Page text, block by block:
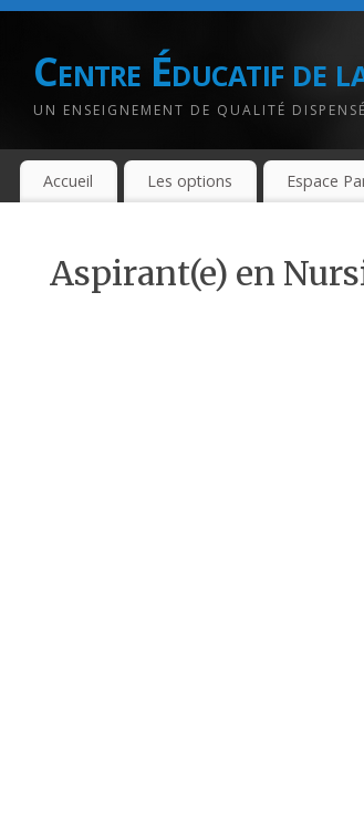
Centre Éducatif de
UN ENSEIGNEMENT DE QUALITÉ
Accueil Les options Espace
Aspirant(e) en